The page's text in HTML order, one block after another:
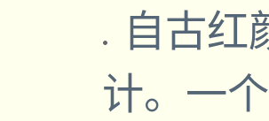
自古红
计。一